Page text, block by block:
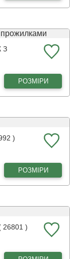
З
РОЗМІРИ
)
РОЗМІРИ
)